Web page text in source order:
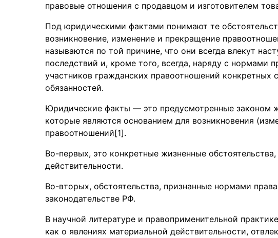
правовые отношения с продавцом и изготовителем
Под юридическими фактами понимают те
возникновение, изменение и прекращение
называются по той причине, что они всегда влекут
последствий и, кроме того, всегда, наряду с нормами
участников гражданских правоотношений конкретных
обязанностей.
Юридические факты — это предусмотренные законом
которые являются основанием для возникновения
правоотношений[1].
Во-первых, это конкретные жизненные
действительности.
Во-вторых, обстоятельства, признанные нормами
законодательстве РФ.
В научной литературе и правоприменительной
как о явлениях материальной действительности,